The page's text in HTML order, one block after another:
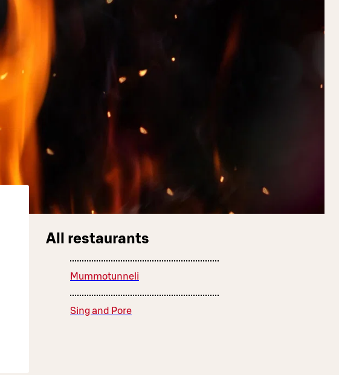
All restaurants
Mummotunneli
Sing and Pore